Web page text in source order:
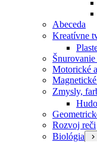
Abeceda
Kreatívne
Motorické
Zmysly,
Rozvoj reči
Biológia